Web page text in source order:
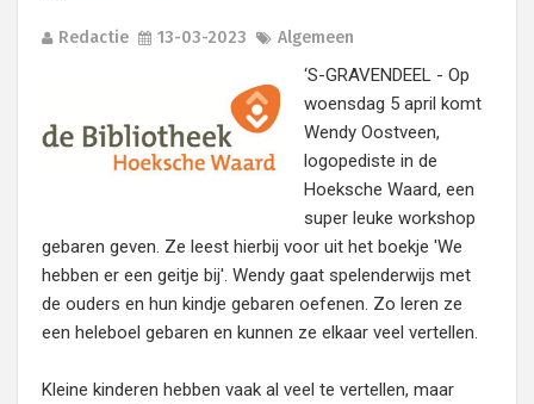
Redactie 13-03-2023 Algemeen
‘S-GRAVENDEEL - Op
woensdag 5 april komt
Wendy Oostveen,
logopediste in de
Hoeksche Waard, een
super leuke workshop
gebaren geven. Ze leest hierbij voor uit het boekje 'We
hebben er een geitje bij'. Wendy gaat spelenderwijs met
de ouders en hun kindje gebaren oefenen. Zo leren ze
een heleboel gebaren en kunnen ze elkaar veel vertellen.
Kleine kinderen hebben vaak al veel te vertellen, maar